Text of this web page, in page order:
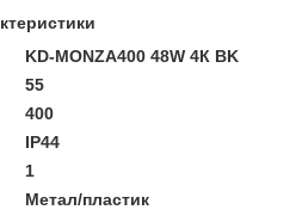
KD-MONZA400 48W 4К BK
55
400
IP44
1
Метал/пластик